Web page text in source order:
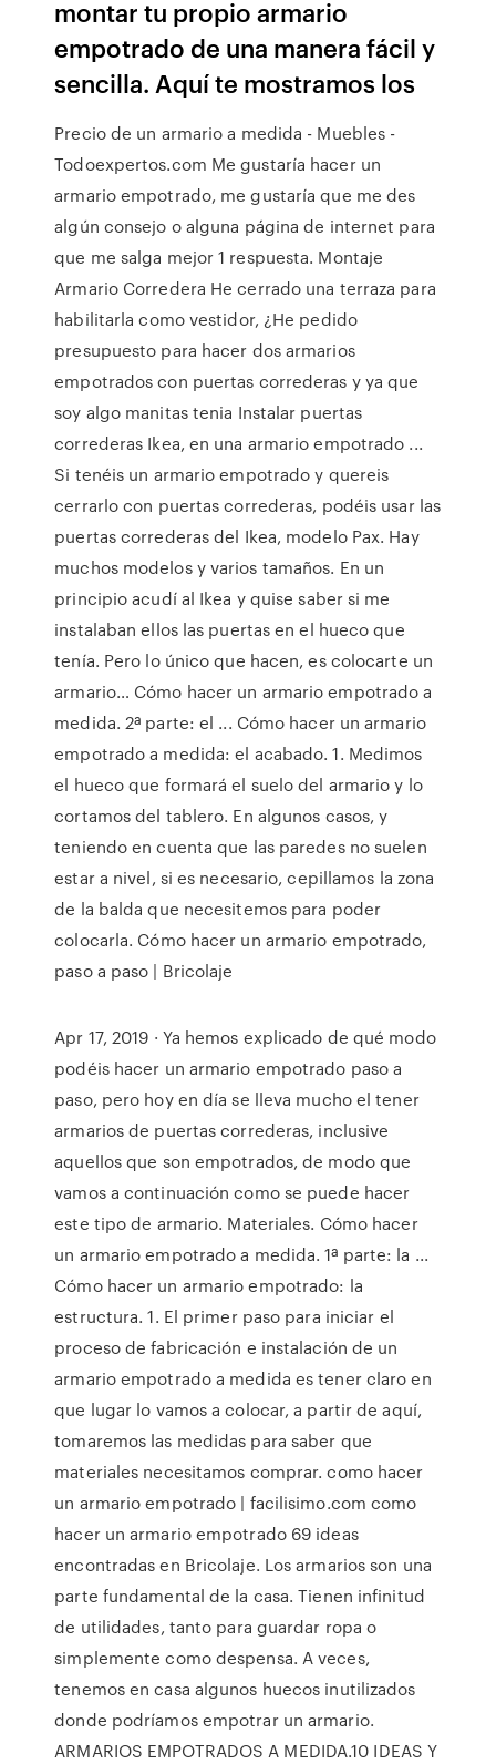
montar tu propio armario
empotrado de una manera fácil y
sencilla. Aquí te mostramos los
Precio de un armario a medida - Muebles -
Todoexpertos.com Me gustaría hacer un
armario empotrado, me gustaría que me des
algún consejo o alguna página de internet para
que me salga mejor 1 respuesta. Montaje
Armario Corredera He cerrado una terraza para
habilitarla como vestidor, ¿He pedido
presupuesto para hacer dos armarios
empotrados con puertas correderas y ya que
soy algo manitas tenia Instalar puertas
correderas Ikea, en una armario empotrado ...
Si tenéis un armario empotrado y quereis
cerrarlo con puertas correderas, podéis usar las
puertas correderas del Ikea, modelo Pax. Hay
muchos modelos y varios tamaños. En un
principio acudí al Ikea y quise saber si me
instalaban ellos las puertas en el hueco que
tenía. Pero lo único que hacen, es colocarte un
armario… Cómo hacer un armario empotrado a
medida. 2ª parte: el ... Cómo hacer un armario
empotrado a medida: el acabado. 1. Medimos
el hueco que formará el suelo del armario y lo
cortamos del tablero. En algunos casos, y
teniendo en cuenta que las paredes no suelen
estar a nivel, si es necesario, cepillamos la zona
de la balda que necesitemos para poder
colocarla. Cómo hacer un armario empotrado,
paso a paso | Bricolaje
Apr 17, 2019 · Ya hemos explicado de qué modo
podéis hacer un armario empotrado paso a
paso, pero hoy en día se lleva mucho el tener
armarios de puertas correderas, inclusive
aquellos que son empotrados, de modo que
vamos a continuación como se puede hacer
este tipo de armario. Materiales. Cómo hacer
un armario empotrado a medida. 1ª parte: la ...
Cómo hacer un armario empotrado: la
estructura. 1. El primer paso para iniciar el
proceso de fabricación e instalación de un
armario empotrado a medida es tener claro en
que lugar lo vamos a colocar, a partir de aquí,
tomaremos las medidas para saber que
materiales necesitamos comprar. como hacer
un armario empotrado | facilisimo.com como
hacer un armario empotrado 69 ideas
encontradas en Bricolaje. Los armarios son una
parte fundamental de la casa. Tienen infinitud
de utilidades, tanto para guardar ropa o
simplemente como despensa. A veces,
tenemos en casa algunos huecos inutilizados
donde podríamos empotrar un armario.
ARMARIOS EMPOTRADOS A MEDIDA.10 IDEAS Y